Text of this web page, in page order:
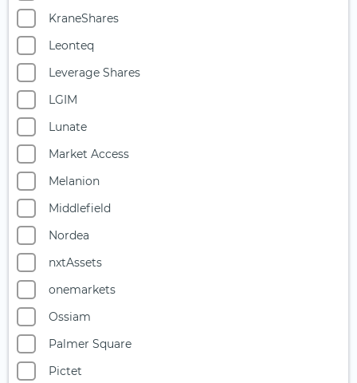
KraneShares
Leonteq
Leverage Shares
LGIM
Lunate
Market Access
Melanion
Middlefield
Nordea
nxtAssets
onemarkets
Ossiam
Palmer Square
Pictet